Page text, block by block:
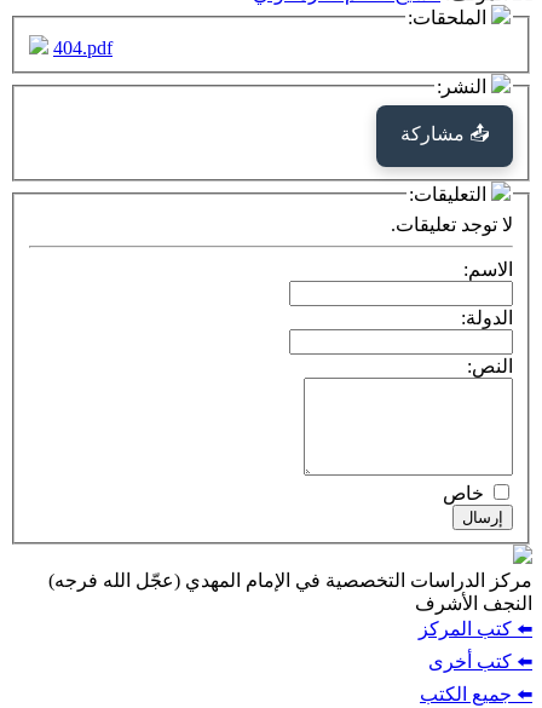
التخصصية في الإمام المهدي (عجّل الله فرجه)